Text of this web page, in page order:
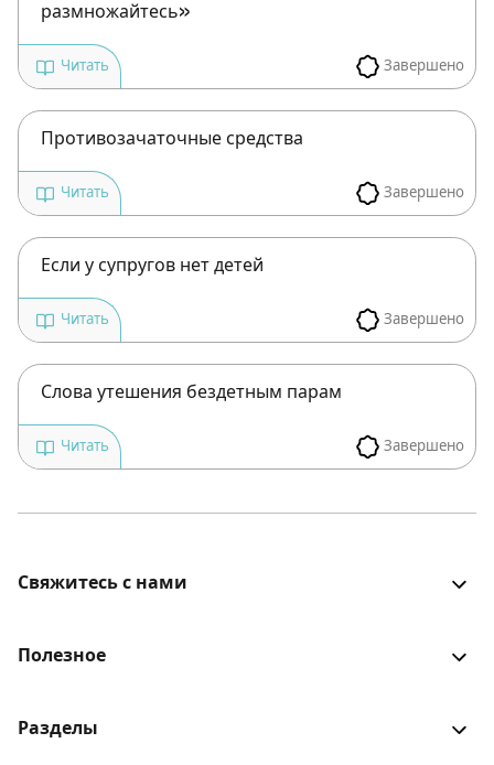
размножайтесь»
Завершено
Читать
Противозачаточные средства
Завершено
Читать
Если у супругов нет детей
Завершено
Читать
Слова утешения бездетным парам
Завершено
Читать
Свяжитесь с нами
идеи для улучшения? Будем рады услышать!
Полезное
Книга еврейской традиции
Разделы